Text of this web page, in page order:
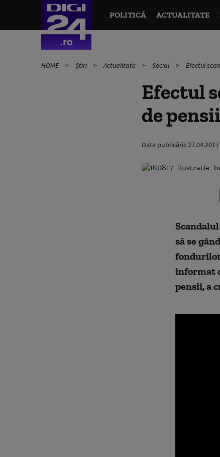
POLITICĂ ACTUALITATE
HOME Știri Actualitate Social Efectul
Efectul
de
Data publicării:
să se
fondurilor
informat
pensii, a